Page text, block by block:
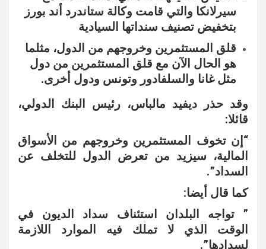
سيرلانكا والتي قامت وكالة ستاندرد أند بورز
بتخفيض تصنيف سنداتها السيادية
قلق المستثمرين وخروجهم من الدول، مثلما
هو الحال الآن مع قلق المستثمرين من دول
مثل غانا والسلفادور وتونس ودول أخرى.
وقد حذر ديفيد مالباس، رئيس البنك الدولي،
قائلا:
“إن تخوف المستثمرين وخروجهم من الأسواق
المالية، سيزيد من تعرض الدول للتخلف عن
السداد”.
كما قال أيضا:
” تواجه البلدان استئناف سداد الديون في
الوقت الذي لا تملك فيه الموارد اللازمة
لسدادها”.